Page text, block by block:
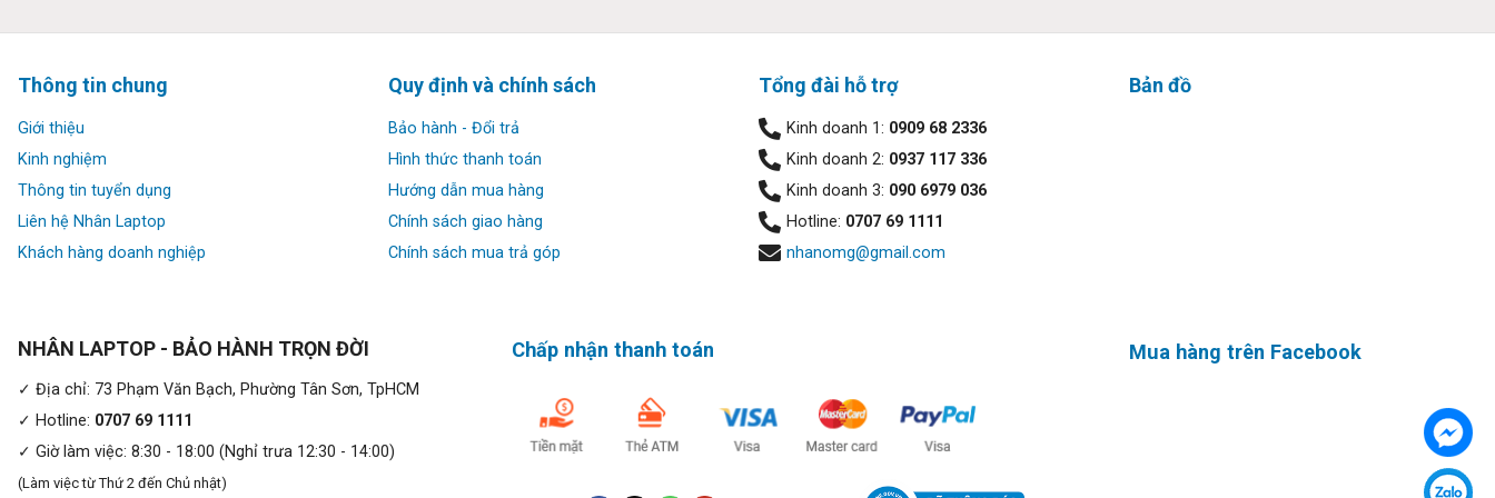
thị với chiều sâu độc đáo, các dải màu sắc khác được thể hiện với mức chính xác cao, rất phù hợp cho người dùng làm chuyên ngành thiết
Thông tin chung
Giới thiệu
Kinh nghiệm
Thông tin tuyển dụng
Liên hệ Nhân Laptop
Khách hàng doanh nghiệp
Quy định và chính sách
Bảo hành - Đổi trả
Hình thức thanh toán
Hướng dẫn mua hàng
Chính sách giao hàng
Chính sách mua trả góp
Tổng đài hỗ trợ
Kinh doanh 1: 0909 68 2336
Kinh doanh 2: 0937 117 336
Kinh doanh 3: 090 6979 036
Hotline: 0707 69 1111
nhanomg@gmail.com
Bản đồ
NHÂN LAPTOP - BẢO HÀNH TRỌN ĐỜI
✓ Địa chỉ: 73 Phạm Văn Bạch, Phường Tân Sơn, TpHCM
✓ Hotline: 0707 69 1111
✓ Giờ làm việc: 8:30 - 18:00 (Nghỉ trưa 12:30 - 14:00)
(Làm việc từ Thứ 2 đến Chủ nhật)
Chấp nhận thanh toán Mua hàng trên Facebook